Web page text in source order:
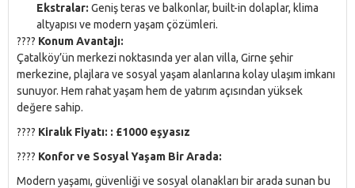
Ekstralar: Geniş teras ve balkonlar, built-in dolaplar, klima
altyapısı ve modern yaşam çözümleri.
???? Konum Avantajı:
Çatalköy’ün merkezi noktasında yer alan villa, Girne şehir
merkezine, plajlara ve sosyal yaşam alanlarına kolay ulaşım imkanı
sunuyor. Hem rahat yaşam hem de yatırım açısından yüksek
değere sahip.
???? Kiralık Fiyatı: : £1000 eşyasız
???? Konfor ve Sosyal Yaşam Bir Arada:
Modern yaşamı, güvenliği ve sosyal olanakları bir arada sunan bu